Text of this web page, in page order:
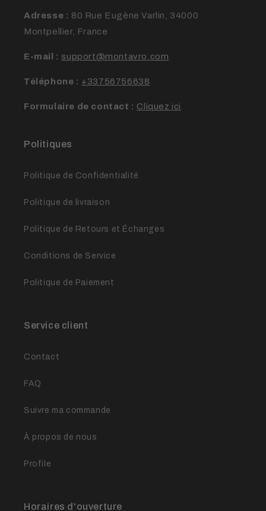
Adresse : 80 Rue Eugène Varlin, 34000
Montpellier, France
E-mail : support@montavro.com
Téléphone : +33756756638
Formulaire de contact : Cliquez ici
Politiques
Politique de Confidentialité
Politique de livraison
Politique de Retours et Échanges
Conditions de Service
Politique de Paiement
Service client
Contact
FAQ
Suivre ma commande
À propos de nous
Profile
Horaires d'ouverture